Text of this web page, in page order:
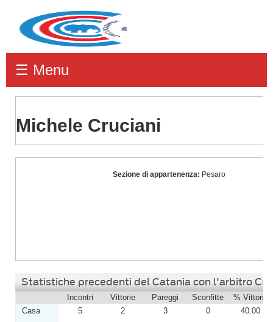
☰ Menu
Michele Cruciani
Cruciani
Sezione di appartenenza: Pesaro
Statistiche precedenti del Catania con l'arbitro
Incontri Vittorie Pareggi Sconfitte % Vittorie
Casa
5 2 3 0
40.00